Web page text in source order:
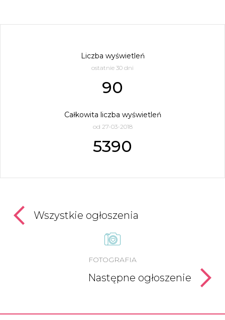
Liczba wyświetleń
ostatnie 30 dni
90
Całkowita liczba wyświetleń
od 27-03-2018
5390
Wszystkie ogłoszenia
FOTOGRAFIA
Następne ogłoszenie